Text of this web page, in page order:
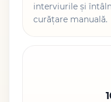
interviurile și
curățare manuală.